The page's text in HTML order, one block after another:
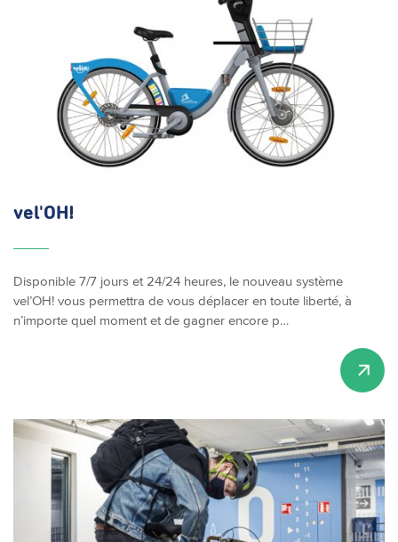
vel'OH!
Disponible 7/7 jours et 24/24 heures, le nouveau système
vel’OH! vous permettra de vous déplacer en toute liberté, à
n’importe quel moment et de gagner encore p…